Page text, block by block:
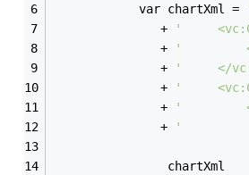
            var chartXml =
               +
'
               +
'
               +
'     </
               +
'
               +
'
               +
'
chartXml